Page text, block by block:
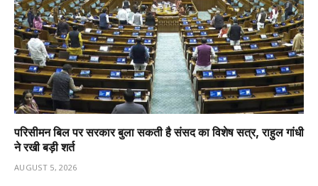
परिसीमन बिल पर सरकार बुला सकती है संसद का विशेष सत्र, राहुल गांधी
ने रखी बड़ी शर्त
AUGUST 5, 2026